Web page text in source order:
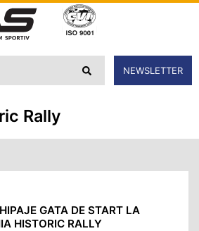
NEWSLETTER
Rally
GATA DE START LA
HISTORIC RALLY